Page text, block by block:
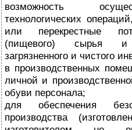
возможность
технологических
или перекрестные
(пищевого) сырья и
загрязненного и чистого
в производственных
личной и
обуви персонала;
для обеспечения
производства